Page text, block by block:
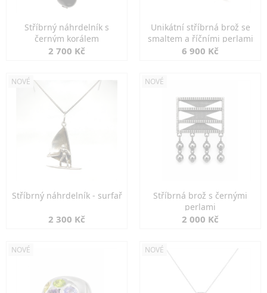
Stříbrný náhrdelník s
černým korálem
2 700 Kč
Unikátní stříbrná brož se
smaltem a říčními perlami
6 900 Kč
NOVÉ
Stříbrný náhrdelník - surfař
2 300 Kč
NOVÉ
Stříbrná brož s černými
perlami
2 000 Kč
NOVÉ NOVÉ